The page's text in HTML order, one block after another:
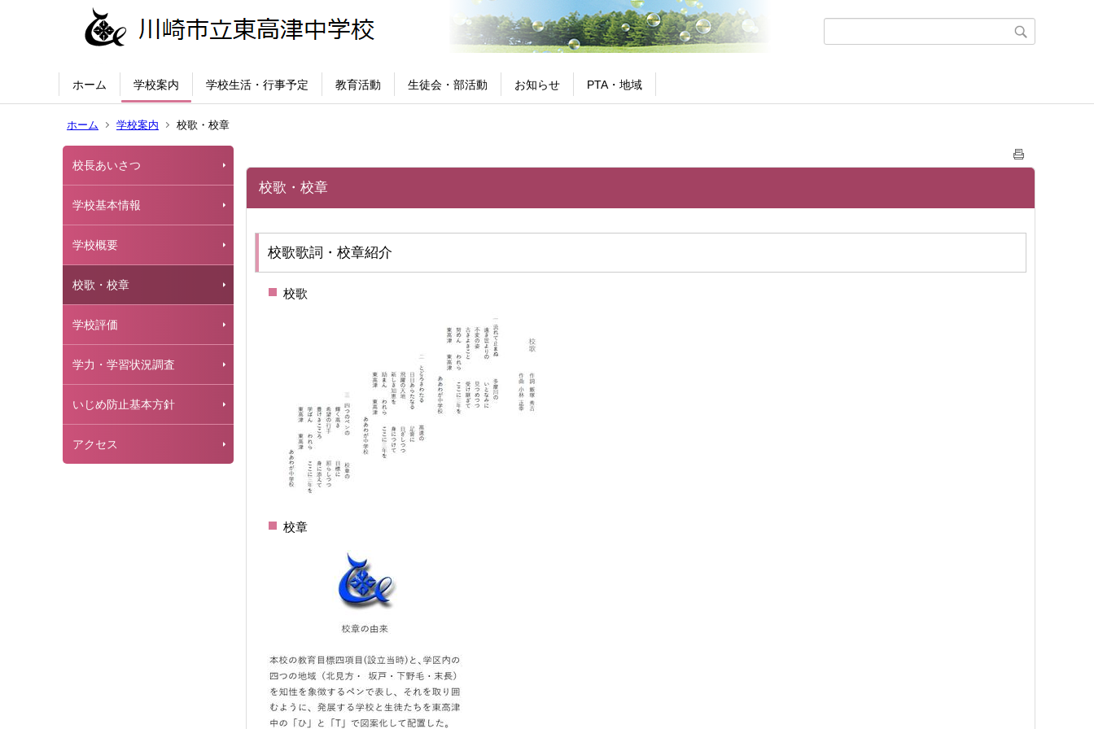
ホーム 学校案内 学校生活・行事予定 教育活動 生徒会・部活動 お知らせ PTA・地域
ホーム 学校案内 校歌・校章
校長あいさつ
学校基本情報
学校概要
校歌・校章
学校評価
学力・学習状況調査
いじめ防止基本方針
アクセス
校歌・校章
校歌歌詞・校章紹介
校歌
校章